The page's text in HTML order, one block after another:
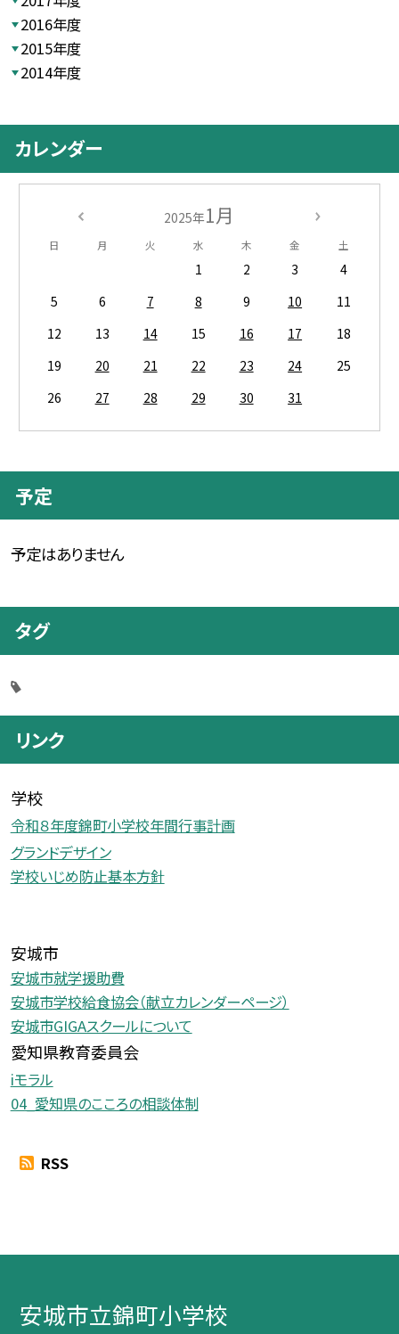
2016年度
2015年度
2014年度
カレンダー
2025年1月
日 月 火 水 木 金 土
1 2 3
4
5
6 7 8 9 10
11
12
13 14 15 16 17
18
19
20 21 22 23 24
25
26
27 28 29 30 31
予定
予定はありません
タグ
リンク
学校
令和８年度錦町小学校年間行事計画
グランドデザイン
学校いじめ防止基本方針
安城市
安城市就学援助費
安城市学校給食協会（献立カレンダーページ）
安城市GIGAスクールについて
愛知県教育委員会
iモラル
04_愛知県のこころの相談体制
RSS
安城市立錦町小学校